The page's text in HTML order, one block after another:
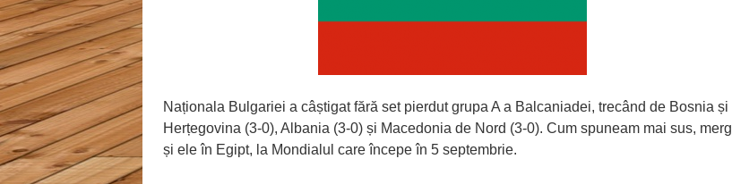
Naționala Bulgariei a câștigat fără set pierdut grupa A a Balcaniadei, trecând de Bosnia și
Herțegovina (3-0), Albania (3-0) și Macedonia de Nord (3-0). Cum spuneam mai sus, merg
și ele în Egipt, la Mondialul care începe în 5 septembrie.